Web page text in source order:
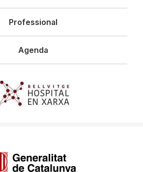
Professional
Agenda